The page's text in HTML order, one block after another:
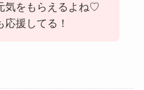
気をもらえるよね♡
応援してる！